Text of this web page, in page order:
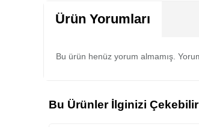
Ürün Yorumları
Bu ürün henüz yorum almamış.
Bu Ürünler İlginizi Çekebilir